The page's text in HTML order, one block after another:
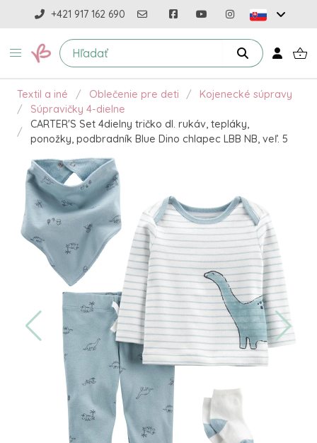
+421 917 162 690
Textil a iné Oblečenie pre deti
Kojenecké súpravy
Súpravičky 4-dielne
CARTER'S Set 4dielny tričko dl. rukáv, tepláky,
ponožky, podbradník Blue Dino chlapec LBB NB, veľ. 5